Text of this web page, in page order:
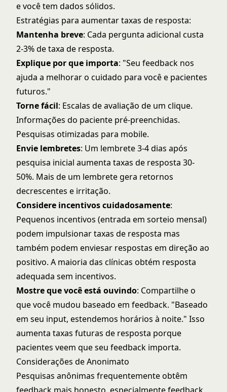
e você tem dados sólidos.
Estratégias para aumentar taxas de resposta:
Mantenha breve: Cada pergunta adicional custa
2-3% de taxa de resposta.
Explique por que importa: "Seu feedback nos
ajuda a melhorar o cuidado para você e pacientes
futuros."
Torne fácil: Escalas de avaliação de um clique.
Informações do paciente pré-preenchidas.
Pesquisas otimizadas para mobile.
Envie lembretes: Um lembrete 3-4 dias após
pesquisa inicial aumenta taxas de resposta 30-
50%. Mais de um lembrete gera retornos
decrescentes e irritação.
Considere incentivos cuidadosamente:
Pequenos incentivos (entrada em sorteio mensal)
podem impulsionar taxas de resposta mas
também podem enviesar respostas em direção ao
positivo. A maioria das clínicas obtém resposta
adequada sem incentivos.
Mostre que você está ouvindo: Compartilhe o
que você mudou baseado em feedback. "Baseado
em seu input, estendemos horários à noite." Isso
aumenta taxas futuras de resposta porque
pacientes veem que seu feedback importa.
Considerações de Anonimato
Pesquisas anônimas frequentemente obtêm